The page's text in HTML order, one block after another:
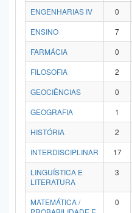
ENGENHARIAS IV
0
ENSINO
7
FARMÁCIA
0
FILOSOFIA
2
GEOCIÊNCIAS
0
GEOGRAFIA
1
HISTÓRIA
2
INTERDISCIPLINAR
17
LINGUÍSTICA E
LITERATURA
3
MATEMÁTICA /
0